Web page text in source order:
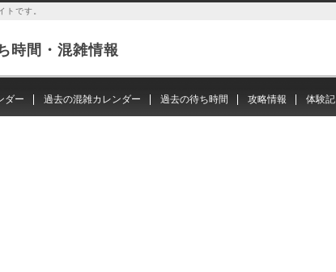
トです。
時間・混雑情報
ダー 過去の混雑カレンダー 過去の待ち時間 攻略情報 体験記